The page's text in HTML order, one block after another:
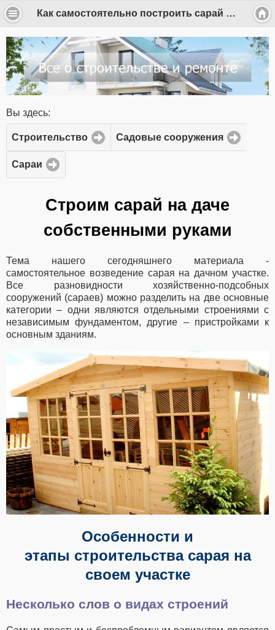
Как самостоятельно построить сарай на дачном участке
Вы здесь:
Строительство Садовые сооружения
Сараи
Строим сарай на даче
собственными руками
Тема нашего сегодняшнего материала -
самостоятельное возведение сарая на дачном участке.
Все разновидности хозяйственно-подсобных
сооружений (сараев) можно разделить на две основные
категории – одни являются отдельными строениями с
независимым фундаментом, другие – пристройками к
основным зданиям.
Особенности и
этапы строительства сарая на
своем участке
Несколько слов о видах строений